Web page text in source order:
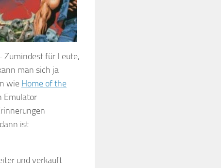
Zumindest für Leute,
man sich ja
wie Home of the
Emulator
ist
und verkauft